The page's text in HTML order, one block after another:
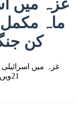
کن
21ویں صدی کی تباہ کن جنگوں میں سے ایک قرار